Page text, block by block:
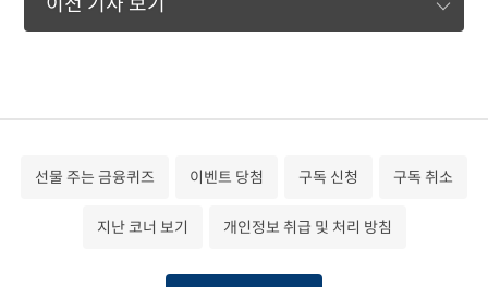
선물 주는 금융퀴즈 이벤트 당첨 구독 신청 구독 취소
지난 코너 보기 개인정보 취급 및 처리 방침